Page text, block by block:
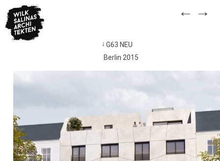
to
content
Berlin 2015
G63 NEU
← →